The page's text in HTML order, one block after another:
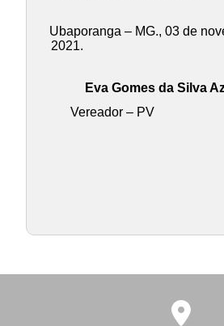
Ubaporanga – MG., 03 de
2021.
Eva Gomes da Silva
Vereador – PV